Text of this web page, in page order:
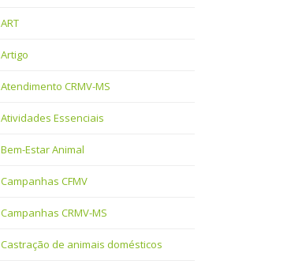
ART
Artigo
Atendimento CRMV-MS
Atividades Essenciais
Bem-Estar Animal
Campanhas CFMV
Campanhas CRMV-MS
Castração de animais domésticos